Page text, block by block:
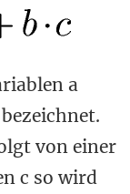
a
von einer
c so wird